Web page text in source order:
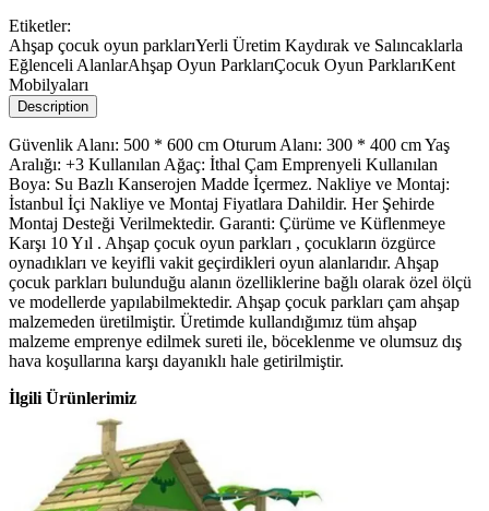
Etiketler:
Ahşap çocuk oyun parklarıYerli Üretim Kaydırak ve Salıncaklarla
Eğlenceli AlanlarAhşap Oyun ParklarıÇocuk Oyun ParklarıKent
Mobilyaları
Description
Güvenlik Alanı: 500 * 600 cm Oturum Alanı: 300 * 400 cm Yaş
Aralığı: +3 Kullanılan Ağaç: İthal Çam Emprenyeli Kullanılan
Boya: Su Bazlı Kanserojen Madde İçermez. Nakliye ve Montaj:
İstanbul İçi Nakliye ve Montaj Fiyatlara Dahildir. Her Şehirde
Montaj Desteği Verilmektedir. Garanti: Çürüme ve Küflenmeye
Karşı 10 Yıl . Ahşap çocuk oyun parkları , çocukların özgürce
oynadıkları ve keyifli vakit geçirdikleri oyun alanlarıdır. Ahşap
çocuk parkları bulunduğu alanın özelliklerine bağlı olarak özel ölçü
ve modellerde yapılabilmektedir. Ahşap çocuk parkları çam ahşap
malzemeden üretilmiştir. Üretimde kullandığımız tüm ahşap
malzeme emprenye edilmek sureti ile, böceklenme ve olumsuz dış
hava koşullarına karşı dayanıklı hale getirilmiştir.
İlgili Ürünlerimiz